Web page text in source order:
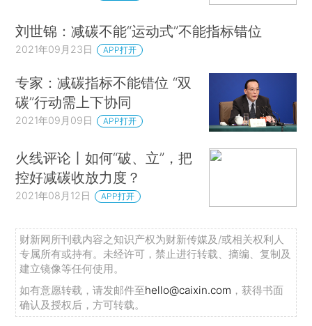
刘世锦：减碳不能“运动式”不能指标错位
2021年09月23日 APP打开
专家：减碳指标不能错位 “双
碳”行动需上下协同
2021年09月09日 APP打开
火线评论丨如何“破、立”，把
控好减碳收放力度？
2021年08月12日 APP打开
财新网所刊载内容之知识产权为财新传媒及/或相关权利人
专属所有或持有。未经许可，禁止进行转载、摘编、复制及
建立镜像等任何使用。
如有意愿转载，请发邮件至hello@caixin.com ，获得书面
确认及授权后，方可转载。